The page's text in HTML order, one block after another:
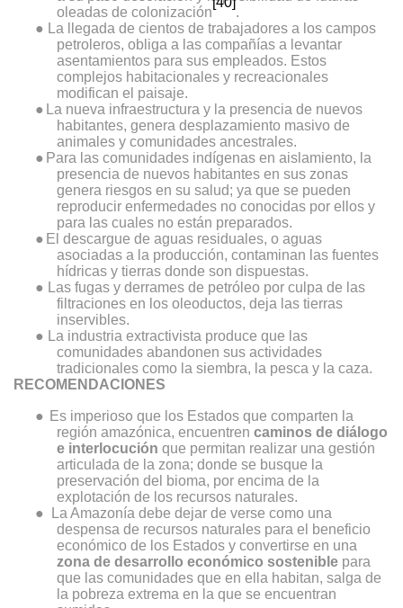
oleadas de colonización
.
● La llegada de cientos de trabajadores a los campos
petroleros, obliga a las compañías a levantar
asentamientos para sus empleados. Estos
complejos habitacionales y recreacionales
modifican el paisaje.
● La nueva infraestructura y la presencia de nuevos
habitantes, genera desplazamiento masivo de
animales y comunidades ancestrales.
● Para las comunidades indígenas en aislamiento, la
presencia de nuevos habitantes en sus zonas
genera riesgos en su salud; ya que se pueden
reproducir enfermedades no conocidas por ellos y
para las cuales no están preparados.
● El descargue de aguas residuales, o aguas
asociadas a la producción, contaminan las fuentes
hídricas y tierras donde son dispuestas.
● Las fugas y derrames de petróleo por culpa de las
filtraciones en los oleoductos, deja las tierras
inservibles.
● La industria extractivista produce que las
comunidades abandonen sus actividades
tradicionales como la siembra, la pesca y la caza.
RECOMENDACIONES
● Es imperioso que los Estados que comparten la
región amazónica, encuentren caminos de diálogo
e interlocución que permitan realizar una gestión
articulada de la zona; donde se busque la
preservación del bioma, por encima de la
explotación de los recursos naturales.
●
La Amazonía debe dejar de verse como una
despensa de recursos naturales para el beneficio
económico de los Estados y convertirse en una
zona de desarrollo económico sostenible para
que las comunidades que en ella habitan, salga de
la pobreza extrema en la que se encuentran